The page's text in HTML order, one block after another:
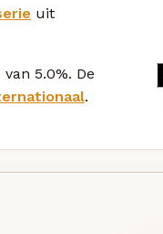
uit
5.0%. De
.